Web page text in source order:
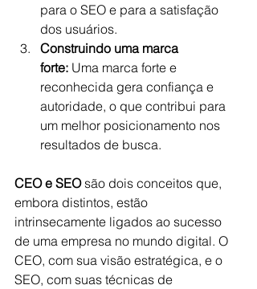
para o SEO e para a satisfação
dos usuários.
Construindo uma marca
forte: Uma marca forte e
reconhecida gera confiança e
autoridade, o que contribui para
um melhor posicionamento nos
resultados de busca.
CEO e SEO são dois conceitos que,
embora distintos, estão
intrinsecamente ligados ao sucesso
de uma empresa no mundo digital. O
CEO, com sua visão estratégica, e o
SEO, com suas técnicas de